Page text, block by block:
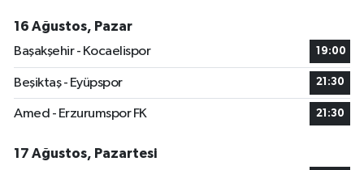
16 Ağustos, Pazar
Başakşehir - Kocaelispor
19:00
Beşiktaş - Eyüpspor 21:30
Amed - Erzurumspor FK 21:30
17 Ağustos, Pazartesi